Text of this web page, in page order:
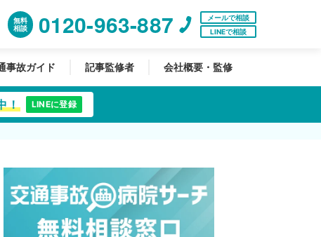
無料
相談
0120-963-887
メールで相談
LINEで相談
事故ガイド 記事監修者 会社概要・監修
！ LINEに登録